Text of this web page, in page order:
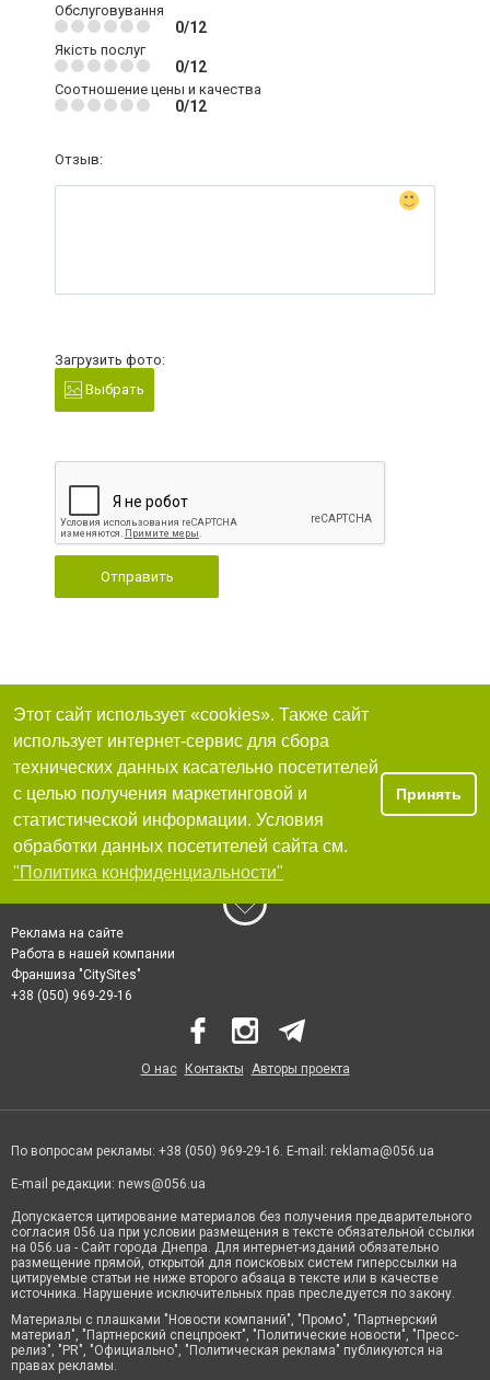
Обслуговування
0/12
Якість послуг
0/12
Соотношение цены и качества
0/12
Отзыв:
Загрузить фото:
Выбрать
Отправить
Этот сайт использует «cookies». Также сайт
использует интернет-сервис для сбора
технических данных касательно посетителей
с целью получения маркетинговой и
статистической информации. Условия
обработки данных посетителей сайта см.
"Политика конфиденциальности"
Принять
Реклама на сайте
Работа в нашей компании
Франшиза "CitySites"
+38 (050) 969-29-16
О нас Контакты Авторы проекта
По вопросам рекламы: +38 (050) 969-29-16. E-mail: reklama@056.ua
E-mail редакции: news@056.ua
Допускается цитирование материалов без получения предварительного
согласия 056.ua при условии размещения в тексте обязательной ссылки
на 056.ua - Сайт города Днепра. Для интернет-изданий обязательно
размещение прямой, открытой для поисковых систем гиперссылки на
цитируемые статьи не ниже второго абзаца в тексте или в качестве
источника. Нарушение исключительных прав преследуется по закону.
Материалы с плашками "Новости компаний", "Промо", "Партнерский
материал", "Партнерский спецпроект", "Политические новости", "Пресс-
релиз", "PR", "Официально", "Политическая реклама" публикуются на
правах рекламы.